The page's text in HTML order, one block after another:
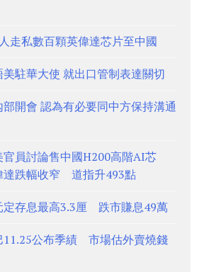
走私數百顆英偉達芯片至中國
美駐華大使 就出口管制表達關切
部開會 認為有必要同中方保持溝通
官員討論售中國H200高階AI芯
跌幅收窄 道指升493點
定存息最高3.3厘 跌市賺息49萬
11.25公布季績 市場估外賣燒錢